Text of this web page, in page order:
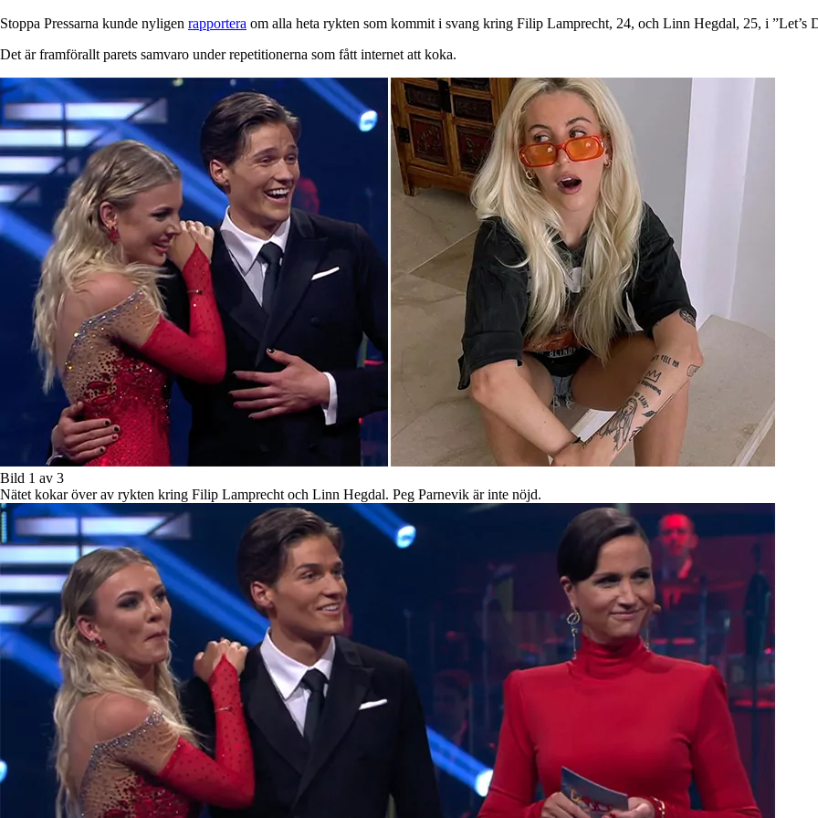
Stoppa Pressarna kunde nyligen rapportera om alla heta rykten som kommit i svang kring Filip Lamprecht, 24, och Linn Hegdal, 25, i ”Let’s
Det är framförallt parets samvaro under repetitionerna som fått internet att koka.
Bild 1 av 3
Nätet kokar över av rykten kring Filip Lamprecht och Linn Hegdal. Peg Parnevik är inte nöjd.